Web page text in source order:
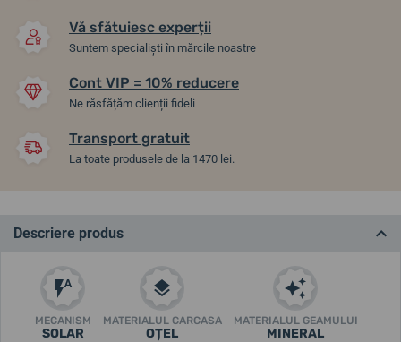
Vă sfătuiesc experții
Suntem specialiști în mărcile noastre
Cont VIP = 10% reducere
Ne răsfățăm clienții fideli
Transport gratuit
La toate produsele de la 1470 lei.
Descriere produs
MECANISM
SOLAR
MATERIALUL CARCASA
OȚEL
MATERIALUL GEAMULUI
MINERAL